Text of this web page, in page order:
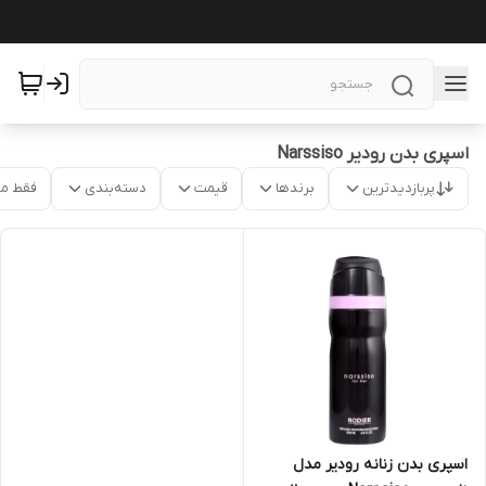
اسپری بدن رودیر Narssiso
پربازدیدترین برندها قیمت دسته‌بندی فقط
اسپری بدن زنانه رودیر مدل